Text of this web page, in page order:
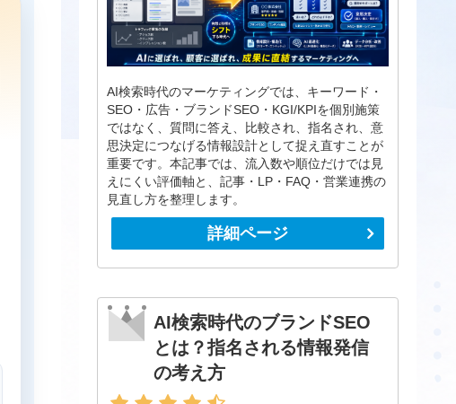
AI検索時代のマーケティングでは、キーワード・
SEO・広告・ブランドSEO・KGI/KPIを個別施策
ではなく、質問に答え、比較され、指名され、意
思決定につなげる情報設計として捉え直すことが
重要です。本記事では、流入数や順位だけでは見
えにくい評価軸と、記事・LP・FAQ・営業連携の
見直し方を整理します。
詳細ページ
AI検索時代のブランドSEO
とは？指名される情報発信
の考え方